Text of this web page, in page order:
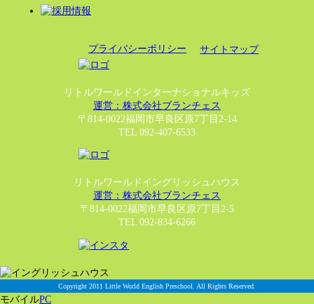
プライバシーポリシー サイトマップ
リトルワールドインターナショナルキッズ
運営：株式会社ブランチェス
〒814-0022福岡市早良区原7丁目2-14
TEL 092-407-6533
リトルワールドイングリッシュハウス
運営：株式会社ブランチェス
〒814-0022福岡市早良区原7丁目2-5
TEL 092-834-6266
Copyright 2011 Little World English Preschool. All Rights Reserved.
モバイルPC